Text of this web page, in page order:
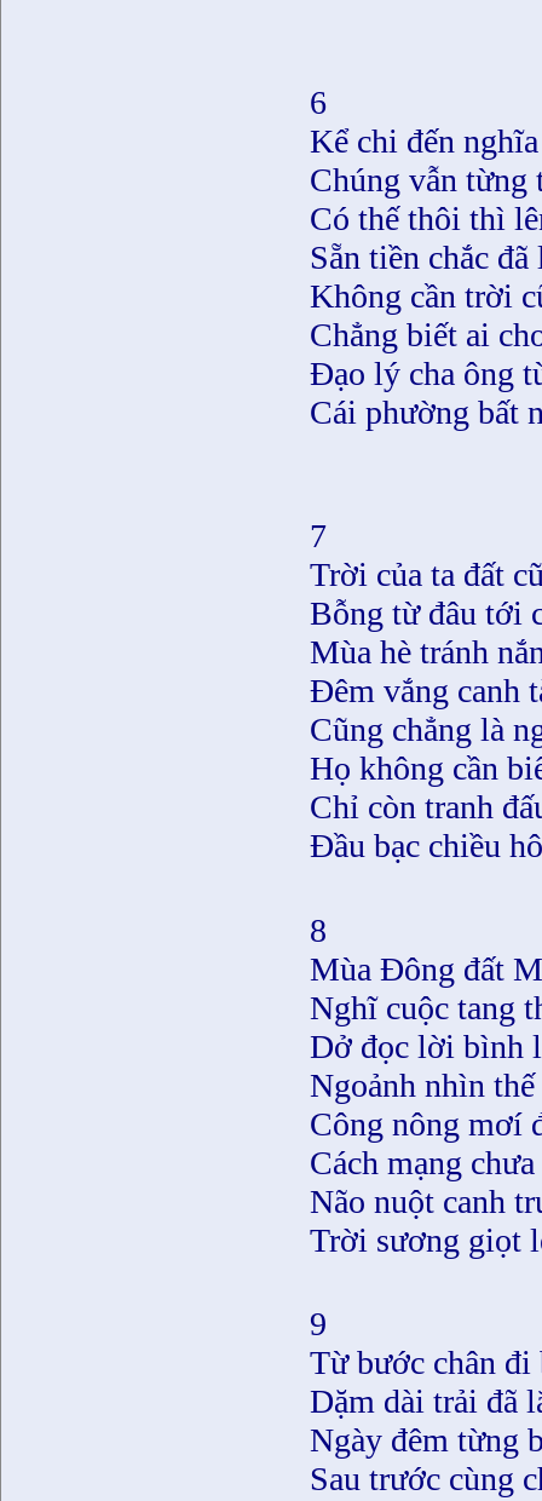
6
Kể chi đến
Chúng vẫn từng
Có thế thôi thì
Sẵn tiền chắc
Không cần trời
Chẳng biết ai
Ðạo lý cha ông
Cái phường bất
7
Trời của ta đất
Bỗng từ đâu tới
Mùa hè tránh
Ðêm vắng canh
Cũng chẳng là
Họ không cần
Chỉ còn tranh
Ðầu bạc chiều
8
Mùa Ðông đất
Nghĩ cuộc tang
Dở đọc lời bình
Ngoảnh nhìn
Công nông mơí
Cách mạng
Não nuột canh
Trời sương giọt
9
Từ bước chân
Dặm dài trải đã
Ngày đêm từng
Sau trước cùng